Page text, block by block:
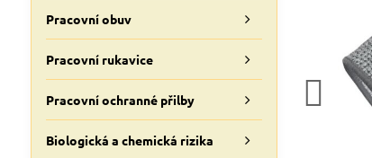
Pracovní obuv
Pracovní rukavice
Pracovní ochranné přilby
Biologická a chemická rizika